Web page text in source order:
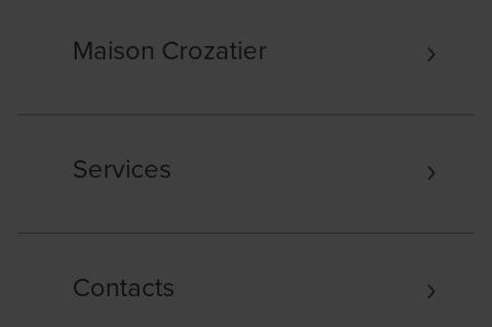
Maison Crozatier
Services
Contacts